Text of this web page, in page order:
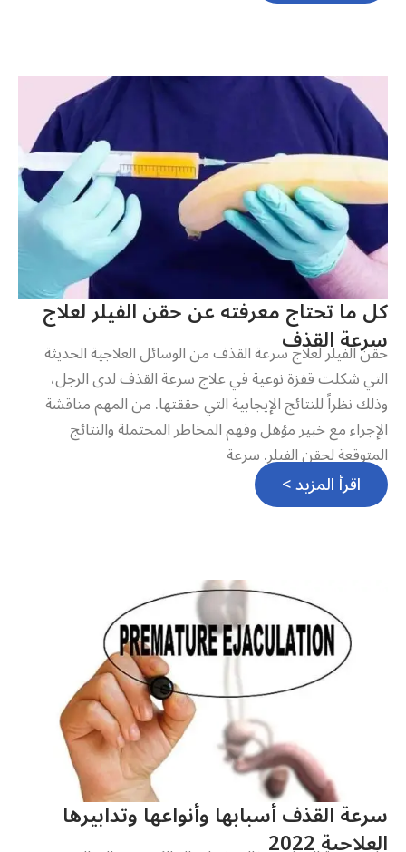
كل ما تحتاج معرفته عن حقن الفيلر لعلاج
سرعة القذف
حقن الفيلر لعلاج سرعة القذف من الوسائل العلاجية الحديثة
التي شكلت قفزة نوعية في علاج سرعة القذف لدى الرجل،
وذلك نظراً للنتائج الإيجابية التي حققتها. من المهم مناقشة
الإجراء مع خبير مؤهل وفهم المخاطر المحتملة والنتائج
المتوقعة لحقن الفيلر. سرعة
اقرأ المزيد >
سرعة القذف أسبابها وأنواعها وتدابيرها